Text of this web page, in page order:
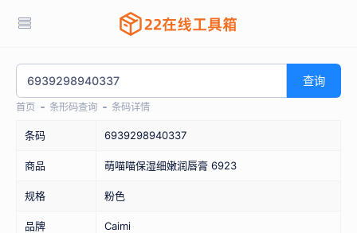
查询
首页 条形码查询 条码详情
条码 6939298940337
商品 萌喵喵保湿细嫩润唇膏 6923
规格 粉色
品牌 Caimi